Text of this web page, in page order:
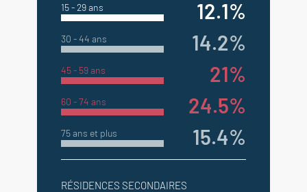
15 - 29 ans 12.1%
30 - 44 ans 14.2%
45 - 59 ans 21%
60 - 74 ans 24.5%
75 ans et plus 15.4%
RÉSIDENCES SECONDAIRES